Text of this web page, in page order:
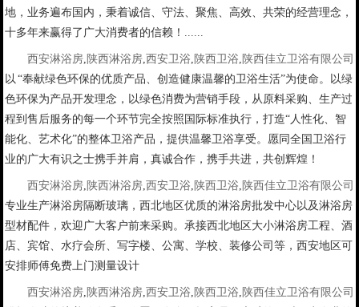
地，业务遍布国内，秉着诚信、守法、聚焦、高效、共荣的经营理念，
十多年来赢得了广大消费者的信赖！......
西安淋浴房, 陕西淋浴房,西安卫浴, 陕西卫浴, 陕西佳立卫浴有限公司
以 “奉献绿色环保的优质产品、创造健康温馨的卫浴生活”为使命。以绿
色环保为产品开发理念，以绿色消费为营销手段，从原料采购、生产过
程到售后服务的每一个环节完全按照国际标准执行，打造“人性化、智
能化、艺术化”的整体卫浴产品，提供温馨卫浴享受。愿同全国卫浴行
业的广大有识之士携手并肩，真诚合作，携手共进，共创辉煌！
西安淋浴房, 陕西淋浴房,西安卫浴, 陕西卫浴, 陕西佳立卫浴有限公司
专业生产淋浴房隔断玻璃，西北地区优质的淋浴房批发中心以及淋浴房
型材配件，欢迎广大客户前来采购。承接西北地区大小淋浴房工程、酒
店、宾馆、水疗会所、写字楼、公寓、学校、装修公司等，西安地区可
安排师傅免费上门测量设计
西安淋浴房, 陕西淋浴房,西安卫浴, 陕西卫浴, 陕西佳立卫浴有限公司